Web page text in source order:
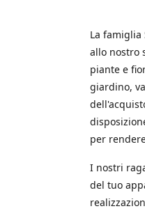
La famiglia
allo nostro
piante e
giardino,
per
I nostri
del tuo